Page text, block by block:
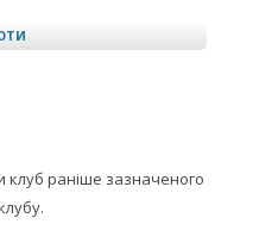
клуб раніше зазначеного